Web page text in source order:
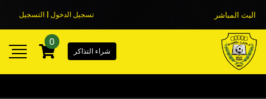
البث المباشر تسجيل الدخول | التسجيل
شراء التذاكر
0